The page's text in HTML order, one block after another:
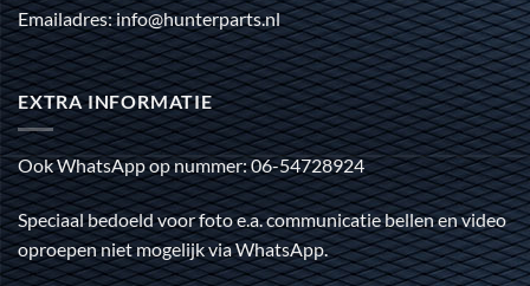
Emailadres: info@hunterparts.nl
EXTRA INFORMATIE
Ook WhatsApp op nummer: 06-54728924
Speciaal bedoeld voor foto e.a. communicatie bellen en video
oproepen niet mogelijk via WhatsApp.